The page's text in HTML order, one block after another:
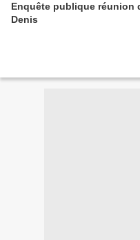
Enquête publique réunion
Denis